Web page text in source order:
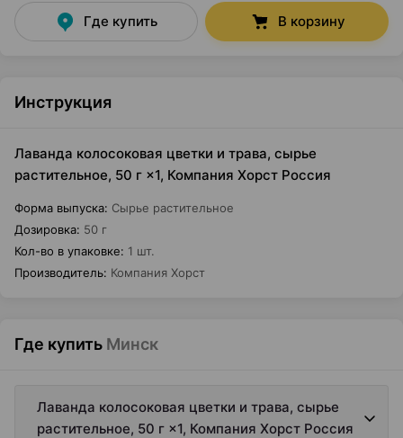
Где купить В корзину
Инструкция
Лаванда колосоковая цветки и трава, сырье
растительное, 50 г ×1, Компания Хорст Россия
Форма выпуска: Сырье растительное
Дозировка: 50 г
Кол-во в упаковке: 1 шт.
Производитель: Компания Хорст
Где купить Минск
Лаванда колосоковая цветки и трава, сырье
растительное, 50 г ×1, Компания Хорст Россия